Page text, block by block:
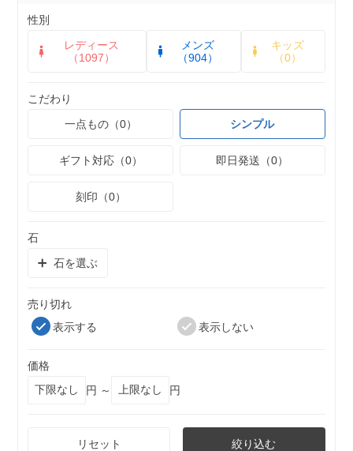
性別
レディース
（1097）
メンズ
（904）
キッズ
（0）
こだわり
一点もの（0）
シンプル
ギフト対応（0） 即日発送（0）
刻印（0）
石
石を選ぶ
売り切れ
表示する
表示しない
価格
円 ～
円
リセット 絞り込む